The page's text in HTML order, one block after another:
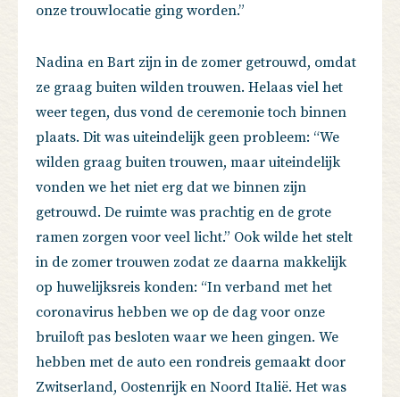
onze trouwlocatie ging worden.”
Nadina en Bart zijn in de zomer getrouwd, omdat
ze graag buiten wilden trouwen. Helaas viel het
weer tegen, dus vond de ceremonie toch binnen
plaats. Dit was uiteindelijk geen probleem: “We
wilden graag buiten trouwen, maar uiteindelijk
vonden we het niet erg dat we binnen zijn
getrouwd. De ruimte was prachtig en de grote
ramen zorgen voor veel licht.” Ook wilde het stelt
in de zomer trouwen zodat ze daarna makkelijk
op huwelijksreis konden: “In verband met het
coronavirus hebben we op de dag voor onze
bruiloft pas besloten waar we heen gingen. We
hebben met de auto een rondreis gemaakt door
Zwitserland, Oostenrijk en Noord Italië. Het was